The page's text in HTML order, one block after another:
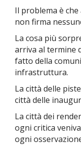
Il problema è
non firma
La cosa più
arriva al termine
fatto della
infrastruttura.
La città delle
città delle
La città dei
ogni critica
ogni